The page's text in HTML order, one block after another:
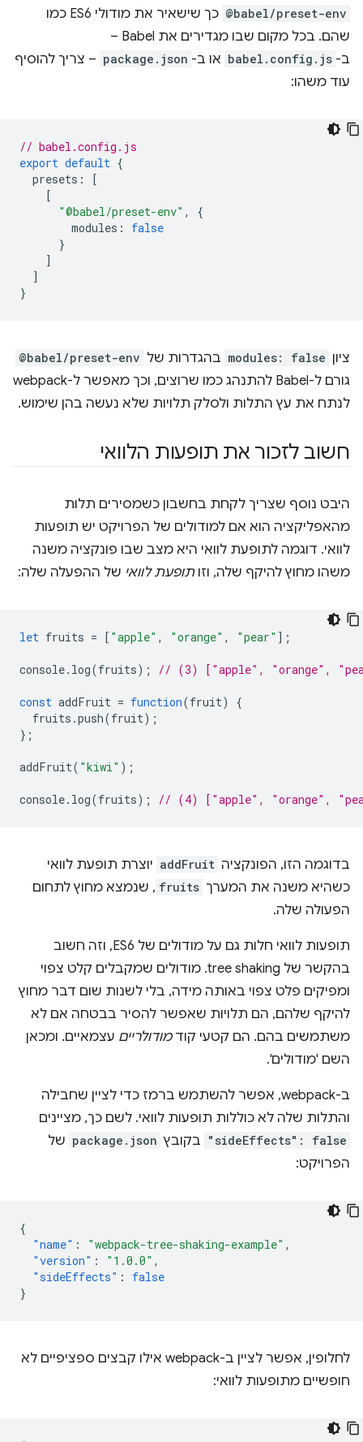
@babel/preset-env
כך שישאיר את מודולי ES6 כמו
שהם. בכל מקום שבו מגדירים את Babel –
ב- babel.config.js או ב- package.json – צריך להוסיף
עוד משהו:
// babel.config.js
export default {
presets :
[
[
"@babel/preset-env" ,
{
modules :
false
}
]
]
}
ציון modules: false בהגדרות של @babel/preset-env
גורם ל-Babel להתנהג כמו שרוצים, וכך מאפשר ל-webpack
לנתח את עץ התלות ולסלק תלויות שלא נעשה בהן שימוש.
חשוב לזכור את תופעות הלוואי
היבט נוסף שצריך לקחת בחשבון כשמסירים תלות
מהאפליקציה הוא אם למודולים של הפרויקט יש תופעות
לוואי. דוגמה לתופעת לוואי היא מצב שבו פונקציה משנה
משהו מחוץ להיקף שלה, וזותופעת לוואי של ההפעלה שלה:
let fruits = [ "apple" , "orange" , "pear" ];
console. log(fruits); // (3) ["apple", "orange",
const addFruit = function(fruit)
{
fruits .push(fruit);
};
addFruit( "kiwi" );
console. log(fruits); // (4) ["apple", "orange",
בדוגמה הזו, הפונקציה addFruit יוצרת תופעת לוואי
כשהיא משנה את המערך fruits , שנמצא מחוץ לתחום
הפעולה שלה.
תופעות לוואי חלות גם על מודולים של ES6, וזה חשוב
בהקשר של tree shaking. מודולים שמקבלים קלט צפוי
ומפיקים פלט צפוי באותה מידה, בלי לשנות שום דבר מחוץ
להיקף שלהם, הם תלויות שאפשר להסיר בבטחה אם לא
משתמשים בהם. הם קטעי קודמודולריים עצמאיים. ומכאן
השם 'מודולים'.
ב-webpack, אפשר להשתמש ברמז כדי לציין שחבילה
והתלות שלה לא כוללות תופעות לוואי. לשם כך, מציינים
"sideEffects": false בקובץ package.json של
הפרויקט:
{
"name" : "webpack-tree-shaking-example" ,
"version" : "1.0.0" ,
"sideEffects" :
false
}
לחלופין, אפשר לציין ב-webpack אילו קבצים ספציפיים לא
חופשיים מתופעות לוואי: